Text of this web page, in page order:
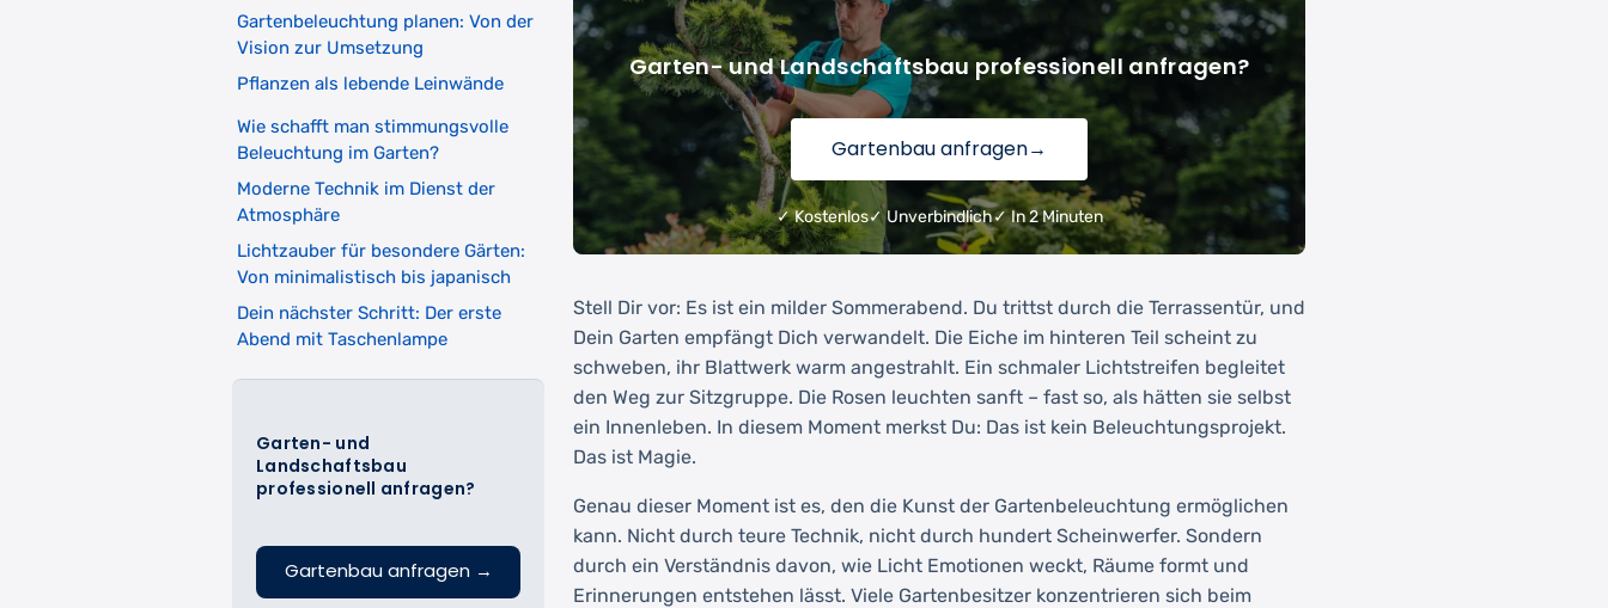
Garten- und
Landschaftsbau
professionell anfragen?
Gartenbau anfragen →
Gartenbeleuchtung planen: Von der
Vision zur Umsetzung
Pflanzen als lebende Leinwände
Wie schafft man stimmungsvolle
Beleuchtung im Garten?
Moderne Technik im Dienst der
Atmosphäre
Lichtzauber für besondere Gärten:
Von minimalistisch bis japanisch
Dein nächster Schritt: Der erste
Abend mit Taschenlampe
Garten- und Landschaftsbau professionell anfragen?
Gartenbau anfragen→
✓ Kostenlos✓ Unverbindlich✓ In 2 Minuten
Stell Dir vor: Es ist ein milder Sommerabend. Du trittst durch die Terrassentür, und
Dein Garten empfängt Dich verwandelt. Die Eiche im hinteren Teil scheint zu
schweben, ihr Blattwerk warm angestrahlt. Ein schmaler Lichtstreifen begleitet
den Weg zur Sitzgruppe. Die Rosen leuchten sanft – fast so, als hätten sie selbst
ein Innenleben. In diesem Moment merkst Du: Das ist kein Beleuchtungsprojekt.
Das ist Magie.
Genau dieser Moment ist es, den die Kunst der Gartenbeleuchtung ermöglichen
kann. Nicht durch teure Technik, nicht durch hundert Scheinwerfer. Sondern
durch ein Verständnis davon, wie Licht Emotionen weckt, Räume formt und
Erinnerungen entstehen lässt. Viele Gartenbesitzer konzentrieren sich beim